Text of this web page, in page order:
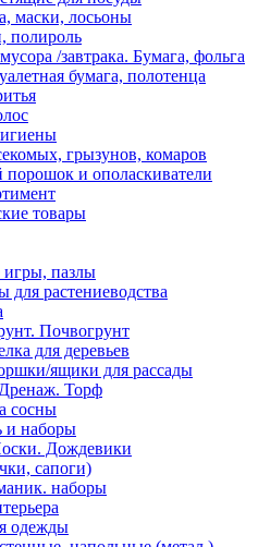
маски, лосьоны
полироль
/завтрака. Бумага, фольга
бумага, полотенца
грызунов, комаров
и ополаскиватели
товары
игры, пазлы
для растениеводства
Почвогрунт
для деревьев
ящики для рассады
Торф
сосны
и наборы
Дождевики
сапоги)
наборы
одежды